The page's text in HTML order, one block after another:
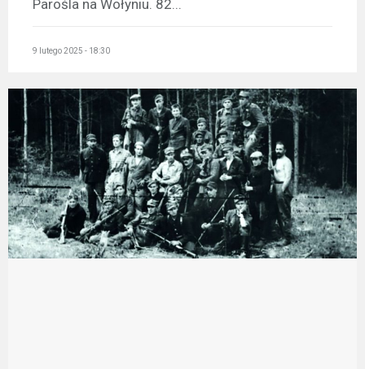
Parośla na Wołyniu. 82...
9 lutego 2025 - 18:30